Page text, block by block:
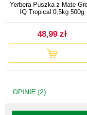
Yerbera Puszka z Mate
IQ Tropical 0,5kg 500g
48,99 zł
OPINIE (2)